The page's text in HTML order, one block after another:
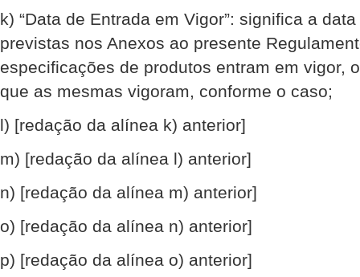
k) “Data de Entrada em Vigor”: significa a
previstas nos Anexos ao presente
especificações de produtos entram em vigor,
que as mesmas vigoram, conforme o caso;
l) [redação da alínea k) anterior]
m) [redação da alínea l) anterior]
n) [redação da alínea m) anterior]
o) [redação da alínea n) anterior]
p) [redação da alínea o) anterior]